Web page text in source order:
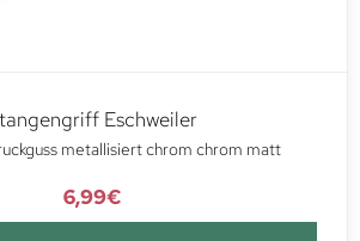
Eschweiler
metallisiert chrom chrom matt
6,99€